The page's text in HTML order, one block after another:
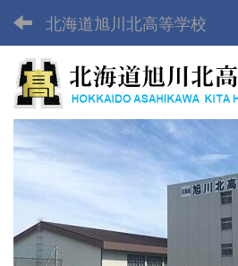
北海道旭川北高等学校